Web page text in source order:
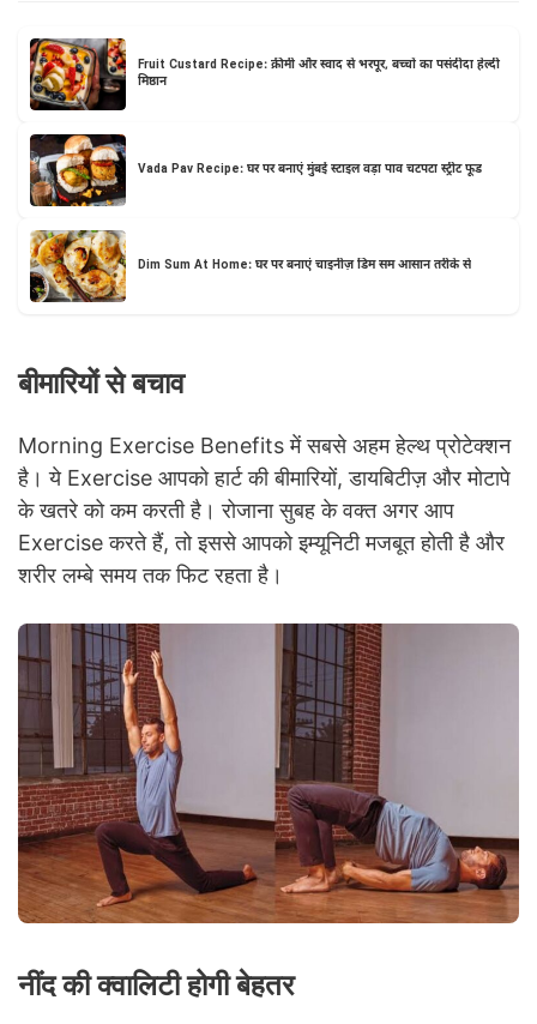
Fruit Custard Recipe: क्रीमी और स्वाद से भरपूर, बच्चों का पसंदीदा हेल्दी
मिष्ठान
Vada Pav Recipe: घर पर बनाएं मुंबई स्टाइल वड़ा पाव चटपटा स्ट्रीट फूड
Dim Sum At Home: घर पर बनाएं चाइनीज़ डिम सम आसान तरीके से
बीमारियों से बचाव
Morning Exercise Benefits में सबसे अहम हेल्थ प्रोटेक्शन
है। ये Exercise आपको हार्ट की बीमारियों, डायबिटीज़ और मोटापे
के खतरे को कम करती है। रोजाना सुबह के वक्त अगर आप
Exercise करते हैं, तो इससे आपको इम्यूनिटी मजबूत होती है और
शरीर लम्बे समय तक फिट रहता है।
नींद की क्वालिटी होगी बेहतर